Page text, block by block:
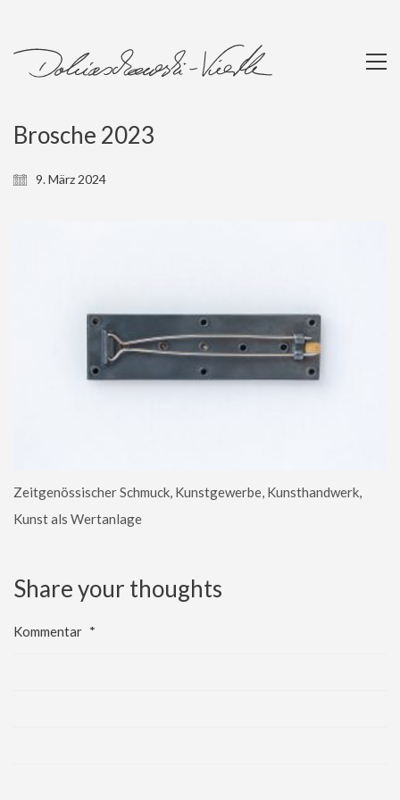
Brosche 2023
9. März 2024
Zeitgenössischer Schmuck, Kunstgewerbe, Kunsthandwerk,
Kunst als Wertanlage
Share your thoughts
Kommentar *